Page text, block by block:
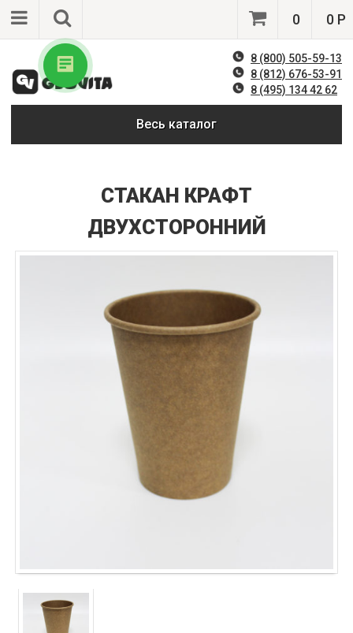
0 0 Р
8 (800) 505-59-13
8 (812) 676-53-91
8 (495) 134 42 62
Весь каталог
СТАКАН КРАФТ
ДВУХСТОРОННИЙ